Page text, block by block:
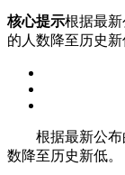
核心提示根据最
的人数降至历史新
根据最新公布
数降至历史新低。